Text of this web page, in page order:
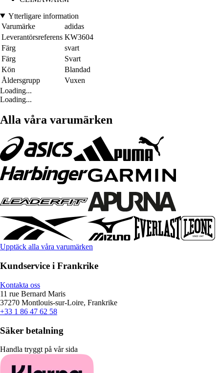
Ytterligare information
Varumärke
adidas
Leverantörsreferens KW3604
Färg
svart
Färg
Svart
Kön
Blandad
Åldersgrupp
Vuxen
Loading...
Loading...
Alla våra varumärken
Upptäck alla våra varumärken
Kundservice i Frankrike
Kontakta oss
11 rue Bernard Maris
37270 Montlouis-sur-Loire, Frankrike
+33 1 86 47 62 58
Säker betalning
Handla tryggt på vår sida